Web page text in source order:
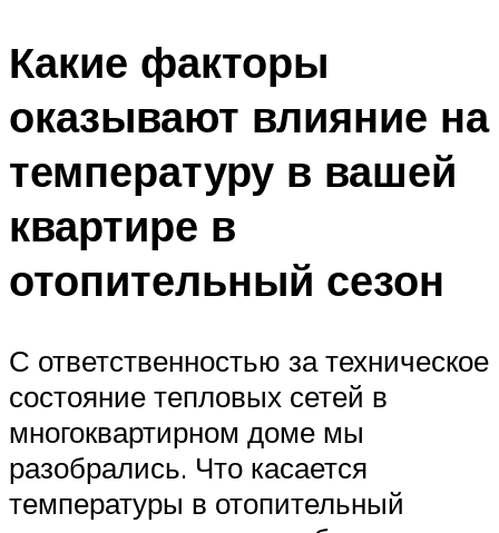
Какие факторы
оказывают влияние на
температуру в вашей
квартире в
отопительный сезон
С ответственностью за техническое
состояние тепловых сетей в
многоквартирном доме мы
разобрались. Что касается
температуры в отопительный